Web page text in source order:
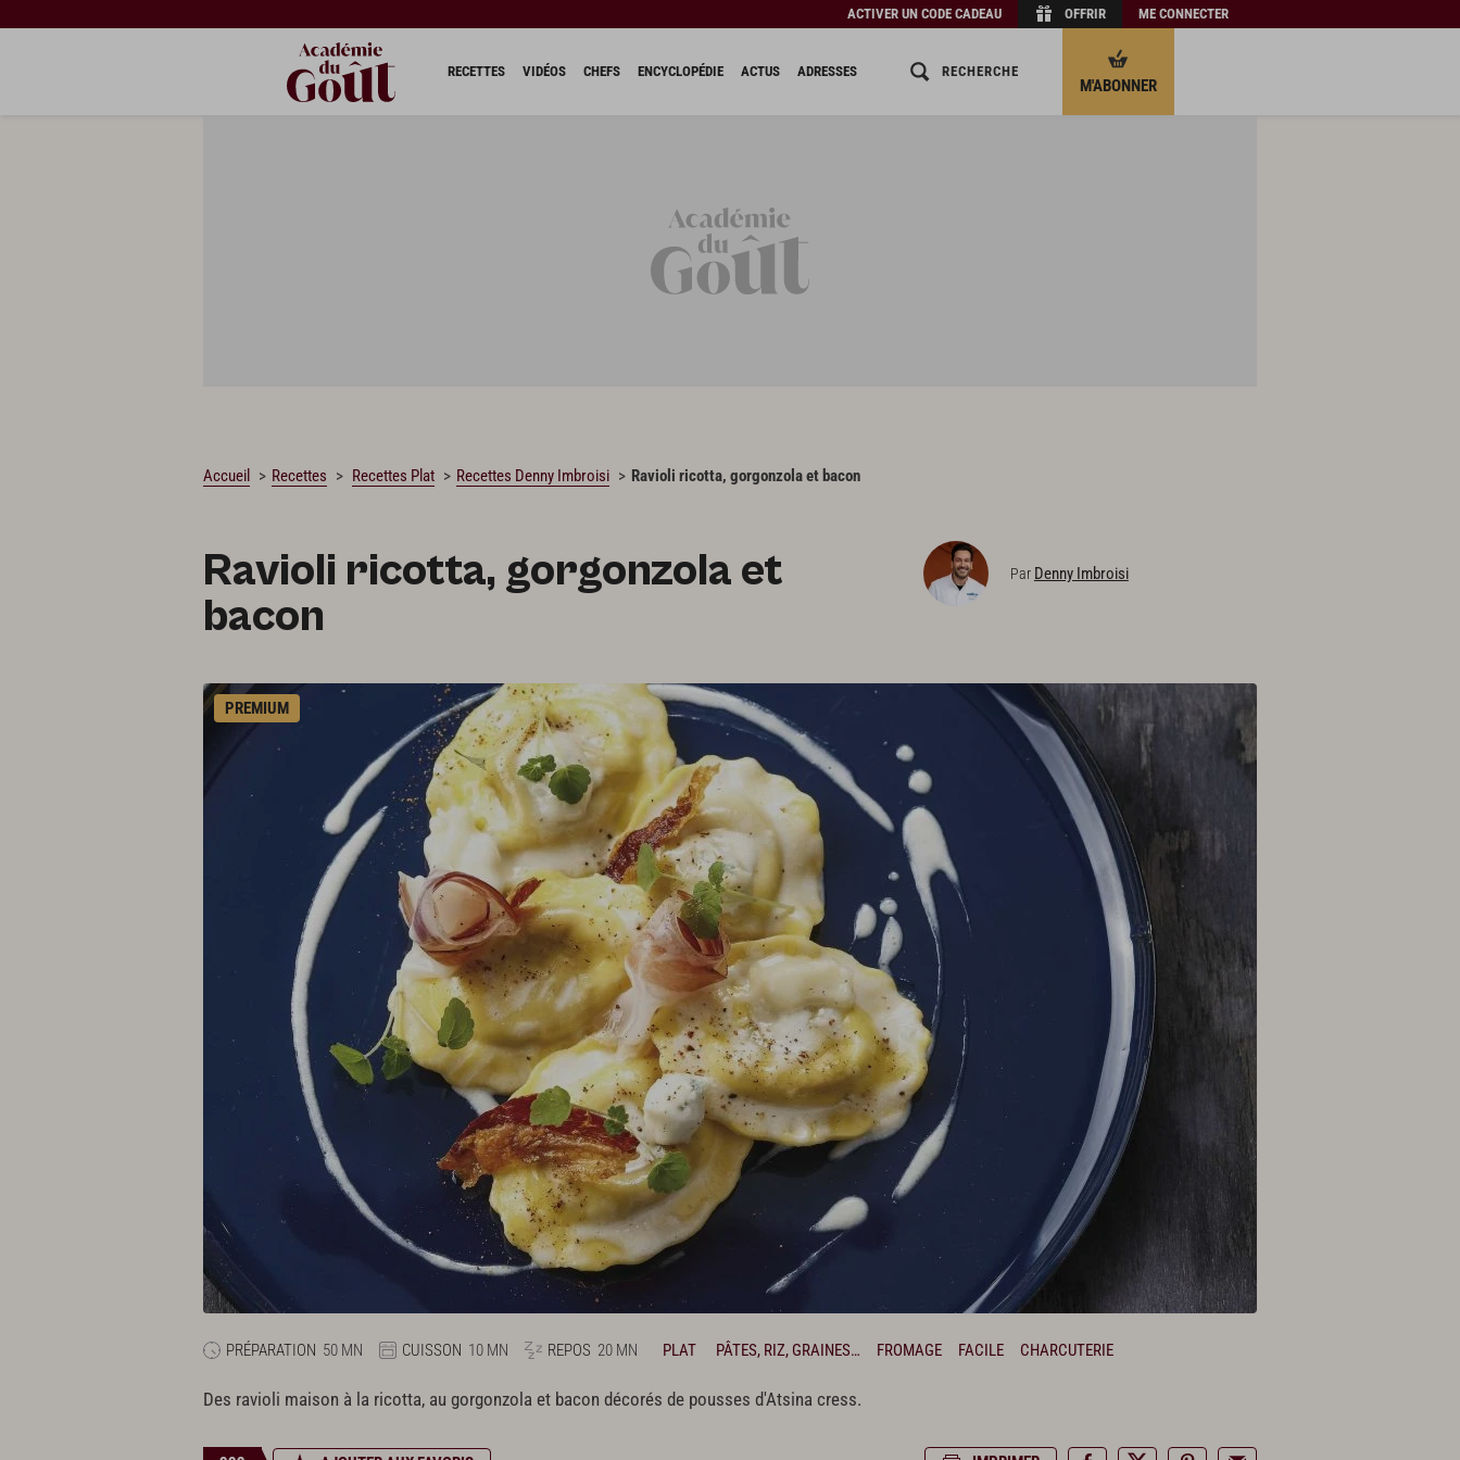
ACTIVER UN CODE CADEAU OFFRIR ME CONNECTER
RECETTES VIDÉOS CHEFS ENCYCLOPÉDIE ACTUS ADRESSES RECHERCHE
M'ABONNER
Accueil Recettes Recettes Plat Recettes Denny Imbroisi Ravioli ricotta, gorgonzola et bacon
Ravioli ricotta, gorgonzola et
bacon
Par Denny Imbroisi
PREMIUM
PRÉPARATION 50 MN CUISSON 10 MN REPOS 20 MN PLAT PÂTES, RIZ, GRAINES… FROMAGE FACILE CHARCUTERIE
Des ravioli maison à la ricotta, au gorgonzola et bacon décorés de pousses d'Atsina cress.
CHARGEMENT…